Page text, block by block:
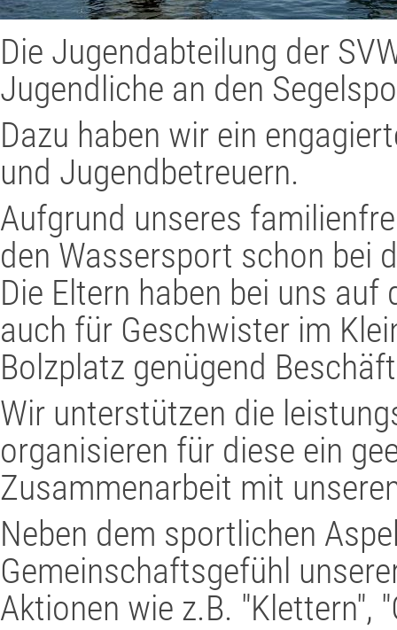
Die Jugendabteilung der
Jugendliche an den
Dazu haben wir ein
und Jugendbetreuern.
Aufgrund unseres
den Wassersport schon bei
Die Eltern haben bei uns
auch für Geschwister im
Bolzplatz genügend
Wir unterstützen die
organisieren für diese ein
Zusammenarbeit mit
Neben dem sportlichen
Gemeinschaftsgefühl
Aktionen wie z.B. "Klettern",